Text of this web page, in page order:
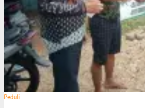
Peduli